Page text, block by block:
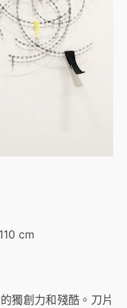
cm
獨創力和殘酷。刀片